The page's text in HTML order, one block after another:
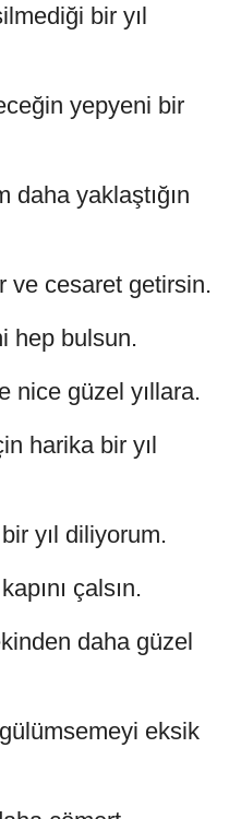
bir yıl
yepyeni bir
daha yaklaştığın
ve cesaret getirsin.
hep bulsun.
nice güzel yıllara.
harika bir yıl
yıl diliyorum.
çalsın.
daha güzel
eksik